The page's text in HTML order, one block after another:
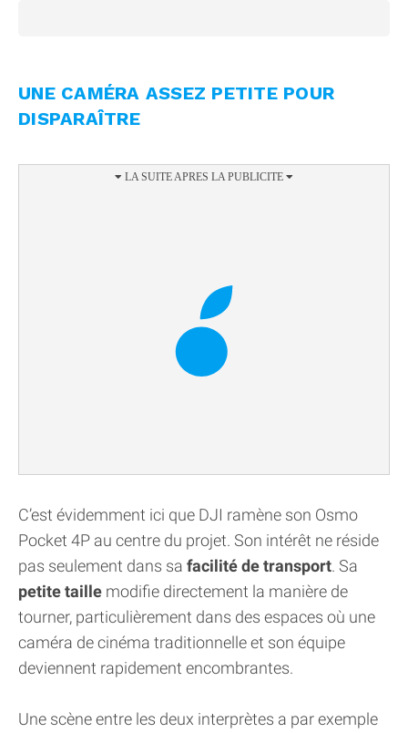
UNE CAMÉRA ASSEZ PETITE POUR
DISPARAÎTRE
C’est évidemment ici que DJI ramène son Osmo
Pocket 4P au centre du projet. Son intérêt ne réside
pas seulement dans sa facilité de transport. Sa
petite taille modifie directement la manière de
tourner, particulièrement dans des espaces où une
caméra de cinéma traditionnelle et son équipe
deviennent rapidement encombrantes.
Une scène entre les deux interprètes a par exemple